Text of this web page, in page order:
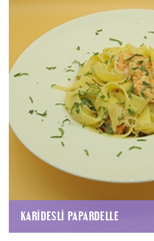
KARIDESLI PAPARDELLE